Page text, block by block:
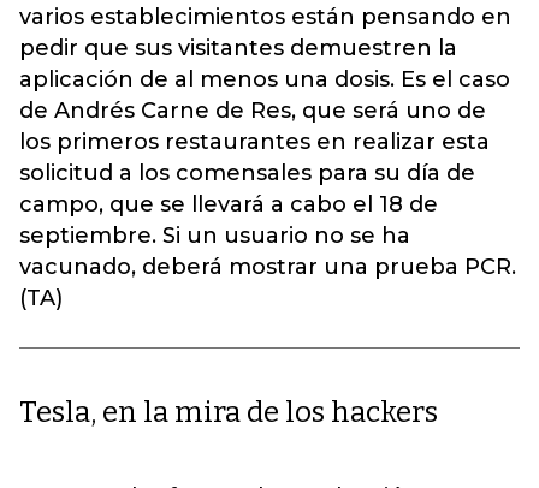
varios establecimientos están pensando en
pedir que sus visitantes demuestren la
aplicación de al menos una dosis. Es el caso
de Andrés Carne de Res, que será uno de
los primeros restaurantes en realizar esta
solicitud a los comensales para su día de
campo, que se llevará a cabo el 18 de
septiembre. Si un usuario no se ha
vacunado, deberá mostrar una prueba PCR.
(TA)
Tesla, en la mira de los hackers